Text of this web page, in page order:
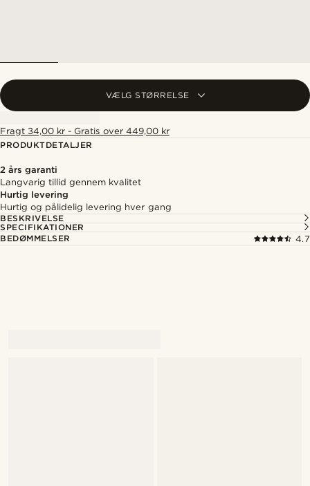
VÆLG STØRRELSE
Fragt 34,00 kr - Gratis over 449,00 kr
PRODUKTDETALJER
2 års garanti
Langvarig tillid gennem kvalitet
Hurtig levering
Hurtig og pålidelig levering hver gang
BESKRIVELSE
SPECIFIKATIONER
BEDØMMELSER
4.7